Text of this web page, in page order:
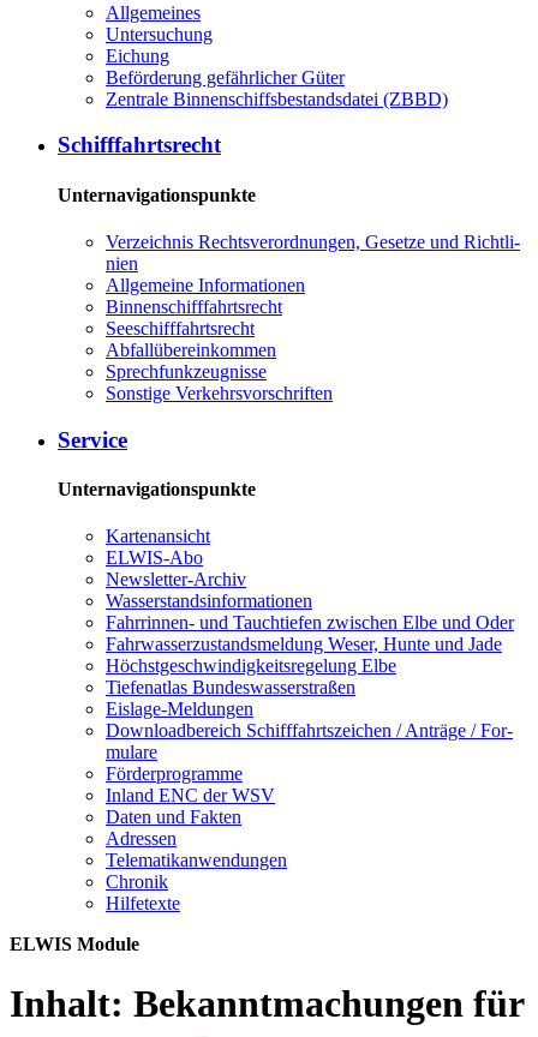
All­ge­mei­nes
Un­ter­su­chung
Ei­chung
Be­för­de­rung ge­fähr­li­cher Gü­ter
Zen­tra­le Bin­nen­schiffs­be­stands­da­tei (ZBBD)
Schiff­fahrts­recht
Unternavigationspunkte
Ver­zeich­nis Rechts­ver­ord­nun­gen, Ge­set­ze und Richt­li­
ni­en
All­ge­mei­ne In­for­ma­tio­nen
Bin­nen­schiff­fahrts­recht
See­schiff­fahrts­recht
Ab­fall­über­ein­kom­men
Sprech­funk­zeug­nis­se
Sons­ti­ge Ver­kehrs­vor­schrif­ten
Ser­vice
Unternavigationspunkte
Kar­ten­an­sicht
EL­WIS-​Abo
Newslet­ter-​Ar­chiv
Was­ser­stands­in­for­ma­tio­nen
Fahr­rin­nen-​ und Tauch­tie­fen zwi­schen El­be und Oder
Fahr­was­ser­zu­stands­mel­dung We­ser, Hun­te und Ja­de
Höchst­ge­schwin­dig­keits­re­ge­lung El­be
Tie­fe­n­at­las Bun­des­was­ser­stra­ßen
Eis­la­ge-​Mel­dun­gen
Dow­n­load­be­reich Schiff­fahrts­zei­chen / An­trä­ge / For­
mu­la­re
För­der­pro­gram­me
In­land ENC der WSV
Da­ten und Fak­ten
Adres­sen
Te­le­ma­ti­kan­wen­dun­gen
Chro­nik
Hil­fe­tex­te
ELWIS Module
Inhalt: Bekanntmachungen für